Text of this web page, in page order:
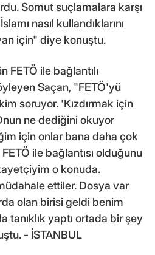
Somut suçlamalara karşı
nasıl kullandıklarını
için" diye konuştu.
FETÖ ile bağlantılı
Saçan, "FETÖ'yü
soruyor. 'Kızdırmak için
ne dediğini okuyor
için onlar bana daha çok
ile bağlantısı olduğunu
o konuda.
ettiler. Dosya var
olan birisi geldi benim
tanıklık yaptı ortada bir şey
- İSTANBUL